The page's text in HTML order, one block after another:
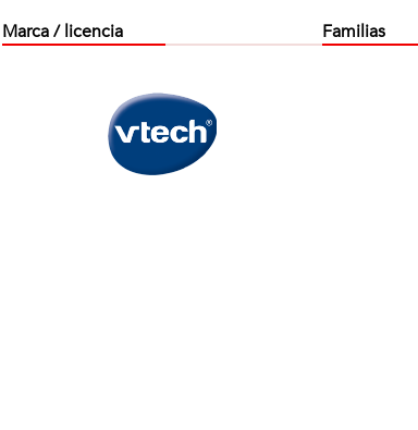
Marca / licencia Familias